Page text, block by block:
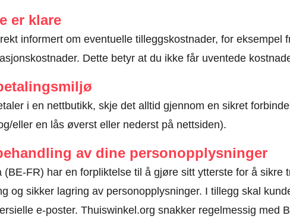
er klare
informert om eventuelle tilleggskostnader, for eksempel
Dette betyr at du ikke får uventede
i en nettbutikk, skje det alltid gjennom en sikret
eller en lås øverst eller nederst på nettsiden).
av dine personopplysninger
(BE-FR) har en forpliktelse til å gjøre sitt ytterste for å sikre
og sikker lagring av personopplysninger. I tillegg skal
e-poster. Thuiswinkel.org snakker regelmessig med